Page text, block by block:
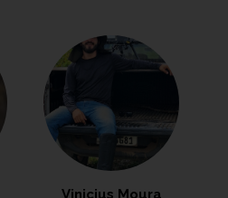
Vinicius Moura